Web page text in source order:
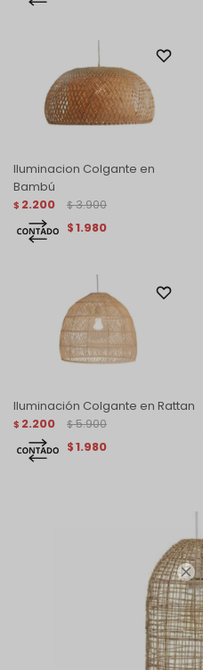

Iluminacion Colgante en
Bambú
$ 2.200 $ 3.900
$1.980
Iluminación Colgante en Rattan
$ 2.200 $ 5.900
$1.980